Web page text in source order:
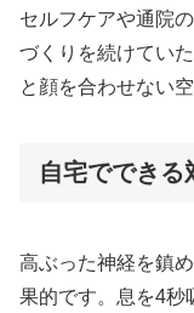
セルフケアや通院
づくりを続けてい
と顔を合わせない
自宅でできる
高ぶった神経を鎮
果的です。息を4秒